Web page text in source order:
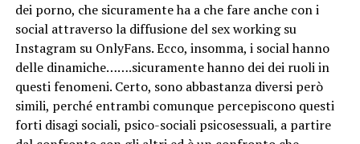
dei porno, che sicuramente ha a che fare anche con i
social attraverso la diffusione del sex working su
Instagram su OnlyFans. Ecco, insomma, i social hanno
delle dinamiche…….sicuramente hanno dei dei ruoli in
questi fenomeni. Certo, sono abbastanza diversi però
simili, perché entrambi comunque percepiscono questi
forti disagi sociali, psico-sociali psicosessuali, a partire